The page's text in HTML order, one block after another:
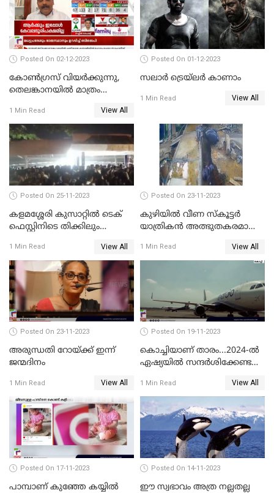
Posted On 02-12-2023
കോണ്‍ഗ്രസ് വിയര്‍ക്കുന്നു,
തെലങ്കാനയില്‍ മാത്രം
1 Min Read View All
Posted On 01-12-2023
സലാര്‍ ട്രെയ്‌ലർ കാണാം
1 Min Read View All
Posted On 25-11-2023
കളമശ്ശേരി കുസാറ്റില്‍ ടെക്
ഫെസ്റ്റിനിടെ തിക്കിലും
1 Min Read View All
Posted On 23-11-2023
കുഴിയിൽ വീണ സ്കൂട്ടർ
യാത്രികൻ അത്ഭുതകരമായി
1 Min Read View All
Posted On 23-11-2023
അരുന്ധതി റോയ്ക്ക് ഇന്ന്
ജന്മദിനം
1 Min Read View All
Posted On 19-11-2023
കൊച്ചിയാണ് താരം...2024-ല്‍
ഏഷ്യയില്‍ സന്ദര്‍ശിക്കേണ്ട
കൊച്ചിയും
1 Min Read View All
Posted On 17-11-2023
പാമ്പാണ് കുഞ്ഞേ കയ്യില്‍
Posted On 14-11-2023
ഈ സ്വഭാവം അത്ര നല്ലതല്ല